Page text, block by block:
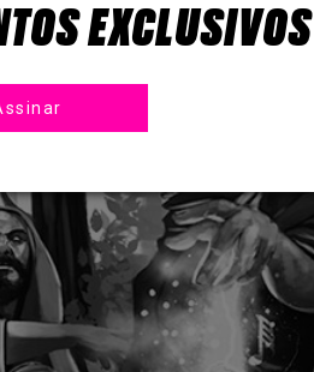
EXCLUSIVOS